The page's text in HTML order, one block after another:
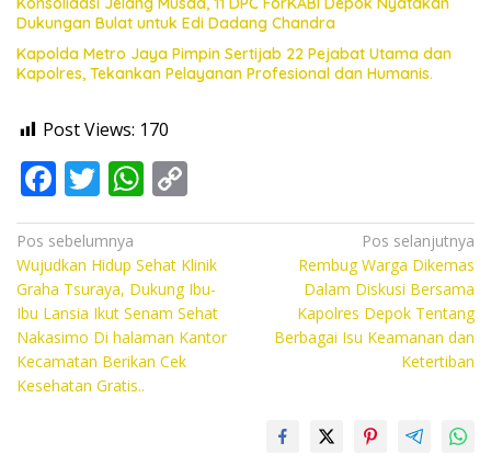
Dukungan Bulat untuk Edi Dadang Chandra
Kapolda Metro Jaya Pimpin Sertijab 22 Pejabat Utama dan
Kapolres, Tekankan Pelayanan Profesional dan Humanis.
Post Views: 170
F
ac
e
b
o
o
k
T
w
itt
er
W
h
at
s
A
p
o
p
y
Li
n
Navigasi
pos
Pos sebelumnya
Wujudkan Hidup Sehat Klinik
Graha Tsuraya, Dukung Ibu-
Ibu Lansia Ikut Senam Sehat
Nakasimo Di halaman Kantor
Kecamatan Berikan Cek
Kesehatan Gratis..
Pos selanjutnya
Rembug Warga Dikemas
Dalam Diskusi Bersama
Kapolres Depok Tentang
Berbagai Isu Keamanan dan
Ketertiban